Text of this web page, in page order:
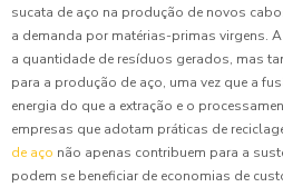
sucata de aço na produção de novos
a demanda por matérias-primas virgens.
a quantidade de resíduos gerados, mas
para a produção de aço, uma vez que a
energia do que a extração e o
empresas que adotam práticas de
de aço não apenas contribuem para a
podem se beneficiar de economias de